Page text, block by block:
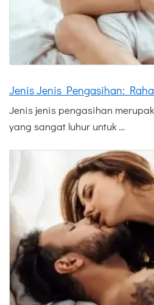
Jenis Jenis Pengasihan:
Jenis jenis pengasihan
yang sangat luhur untuk …